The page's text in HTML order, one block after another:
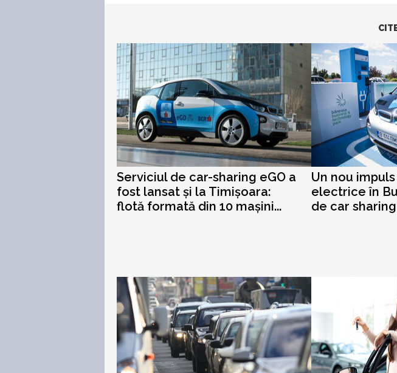
Serviciul de car-sharing eGO a
fost lansat și la Timișoara:
flotă formată din 10 mașini...
Un nou
electrice în
de car